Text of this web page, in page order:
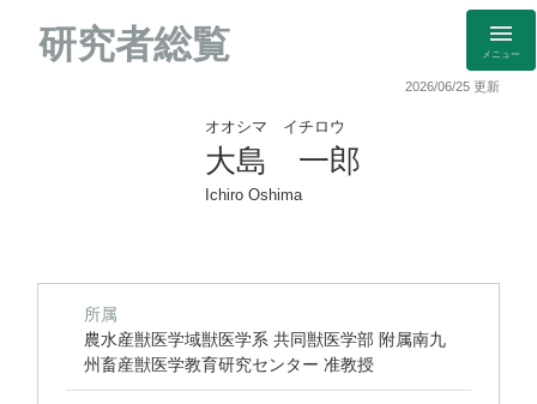
研究者総覧 メニュー
2026/06/25 更新
オオシマ イチロウ
大島 一郎
Ichiro Oshima
所属
農水産獣医学域獣医学系 共同獣医学部 附属南九
州畜産獣医学教育研究センター 准教授